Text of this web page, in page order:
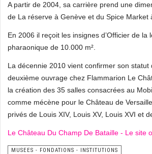
A partir de 2004, sa carrière prend une
de La réserve à Genève et du Spice Market
En 2006 il reçoit les insignes d’Officier de
pharaonique de 10.000 m².
La décennie 2010 vient confirmer son
deuxième ouvrage chez Flammarion Le
la création des 35 salles consacrées au
comme mécène pour le Château de
privés de Louis XIV, Louis XV, Louis XVI et
Le Château Du Champ De Bataille - Le site
MUSEES - FONDATIONS - INSTITUTIONS